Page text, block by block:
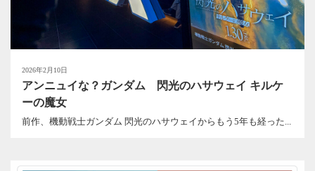
2026年2月10日
アンニュイな？ガンダム 閃光のハサウェイ キルケ
ーの魔女
前作、機動戦士ガンダム 閃光のハサウェイからもう5年も経った...